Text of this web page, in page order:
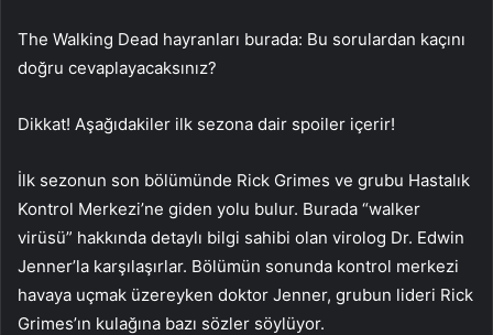
The Walking Dead hayranları burada: Bu sorulardan kaçını
doğru cevaplayacaksınız?
Dikkat! Aşağıdakiler ilk sezona dair spoiler içerir!
İlk sezonun son bölümünde Rick Grimes ve grubu Hastalık
Kontrol Merkezi’ne giden yolu bulur. Burada “walker
virüsü” hakkında detaylı bilgi sahibi olan virolog Dr. Edwin
Jenner’la karşılaşırlar. Bölümün sonunda kontrol merkezi
havaya uçmak üzereyken doktor Jenner, grubun lideri Rick
Grimes’ın kulağına bazı sözler söylüyor.